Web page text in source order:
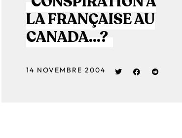
LA FRANÇAISE AU
CANADA…?
14 NOVEMBRE 2004